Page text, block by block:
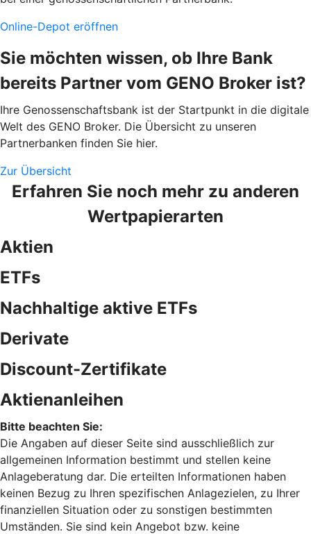
Online-Depot eröffnen
Sie möchten wissen, ob Ihre Bank
bereits Partner vom GENO Broker ist?
Ihre Genossenschaftsbank ist der Startpunkt in die digitale
Welt des GENO Broker. Die Übersicht zu unseren
Partnerbanken finden Sie hier.
Zur Übersicht
Erfahren Sie noch mehr zu anderen
Wertpapierarten
Aktien
ETFs
Nachhaltige aktive ETFs
Derivate
Discount-Zertifikate
Aktienanleihen
Bitte beachten Sie:
Die Angaben auf dieser Seite sind ausschließlich zur
allgemeinen Information bestimmt und stellen keine
Anlageberatung dar. Die erteilten Informationen haben
keinen Bezug zu Ihren spezifischen Anlagezielen, zu Ihrer
finanziellen Situation oder zu sonstigen bestimmten
Umständen. Sie sind kein Angebot bzw. keine